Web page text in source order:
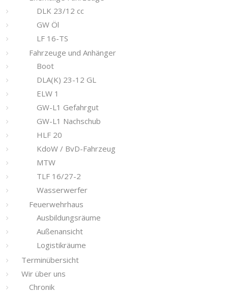
DLK 23/12 cc
GW Öl
LF 16-TS
Fahrzeuge und Anhänger
Boot
DLA(K) 23-12 GL
ELW 1
GW-L1 Gefahrgut
GW-L1 Nachschub
HLF 20
KdoW / BvD-Fahrzeug
MTW
TLF 16/27-2
Wasserwerfer
Feuerwehrhaus
Ausbildungsräume
Außenansicht
Logistikräume
Terminübersicht
Wir über uns
Chronik